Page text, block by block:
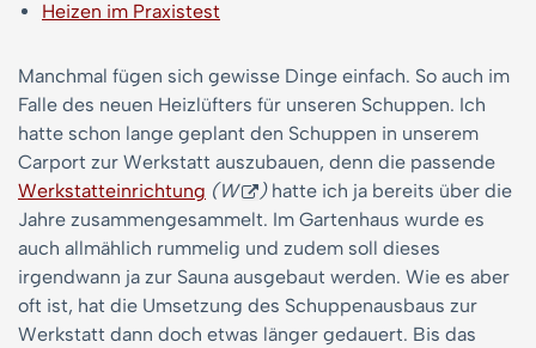
Heizen im Praxistest
Manchmal fügen sich gewisse Dinge einfach. So auch im
Falle des neuen Heizlüfters für unseren Schuppen. Ich
hatte schon lange geplant den Schuppen in unserem
Carport zur Werkstatt auszubauen, denn die passende
Werkstatteinrichtung (W )hatte ich ja bereits über die
Jahre zusammengesammelt. Im Gartenhaus wurde es
auch allmählich rummelig und zudem soll dieses
irgendwann ja zur Sauna ausgebaut werden. Wie es aber
oft ist, hat die Umsetzung des Schuppenausbaus zur
Werkstatt dann doch etwas länger gedauert. Bis das